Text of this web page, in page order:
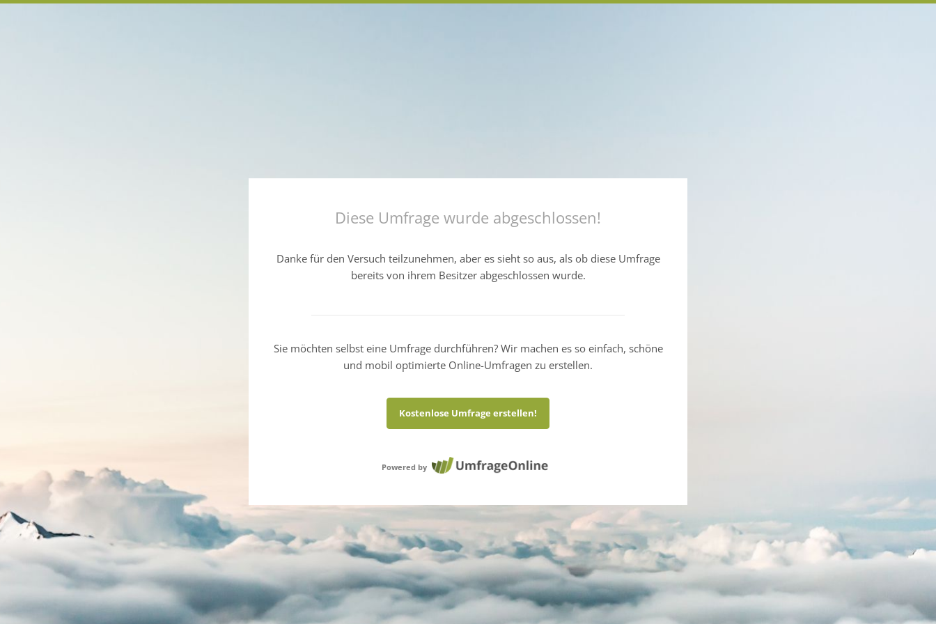
Diese Umfrage wurde abgeschlossen!
Danke für den Versuch teilzunehmen, aber es sieht so aus, als ob diese Umfrage
bereits von ihrem Besitzer abgeschlossen wurde.
Sie möchten selbst eine Umfrage durchführen? Wir machen es so einfach, schöne
und mobil optimierte Online-Umfragen zu erstellen.
Kostenlose Umfrage erstellen!
Powered by